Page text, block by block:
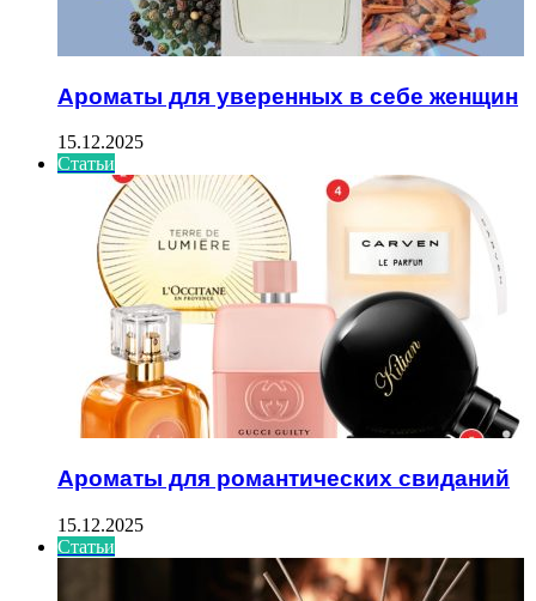
Ароматы для уверенных в себе женщин
15.12.2025
Статьи
Ароматы для романтических свиданий
15.12.2025
Статьи